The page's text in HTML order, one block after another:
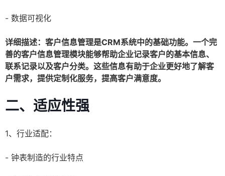
- 数据可视化
详细描述：客户信息管理是CRM系统中的基础功能。一个完
善的客户信息管理模块能够帮助企业记录客户的基本信息、
联系记录以及客户分类。这些信息有助于企业更好地了解客
户需求，提供定制化服务，提高客户满意度。
二、适应性强
1、行业适配：
- 钟表制造的行业特点